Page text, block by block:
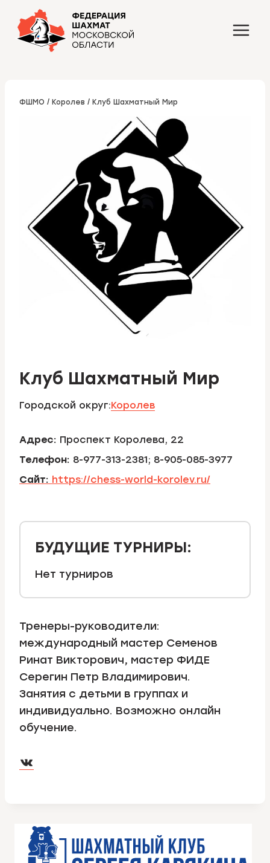
Перейти
содержимому
ФШМО / Королев / Клуб Шахматный Мир
Клуб Шахматный Мир
Городской округ:Королев
Адрес: Проспект Королева, 22
Телефон: 8-977-313-2381; 8-905-085-3977
Сайт: https://chess-world-korolev.ru/
БУДУЩИЕ ТУРНИРЫ:
Нет турниров
Тренеры-руководители:
международный мастер Семенов
Ринат Викторович, мастер ФИДЕ
Серегин Петр Владимирович.
Занятия c детьми в группах и
индивидуально. Возможно онлайн
обучение.
VK